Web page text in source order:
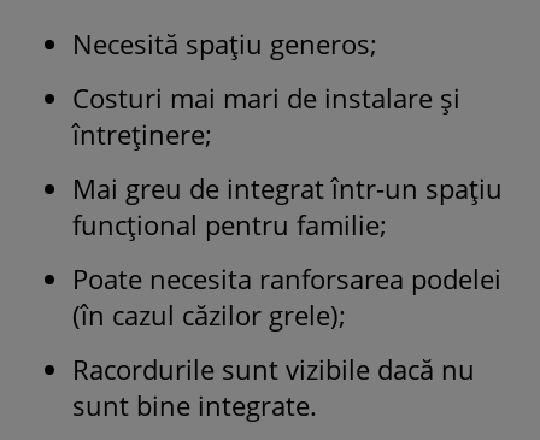
Necesită spațiu generos;
Costuri mai mari de instalare și
întreținere;
Mai greu de integrat într-un spațiu
funcțional pentru familie;
Poate necesita ranforsarea podelei
(în cazul căzilor grele);
Racordurile sunt vizibile dacă nu
sunt bine integrate.